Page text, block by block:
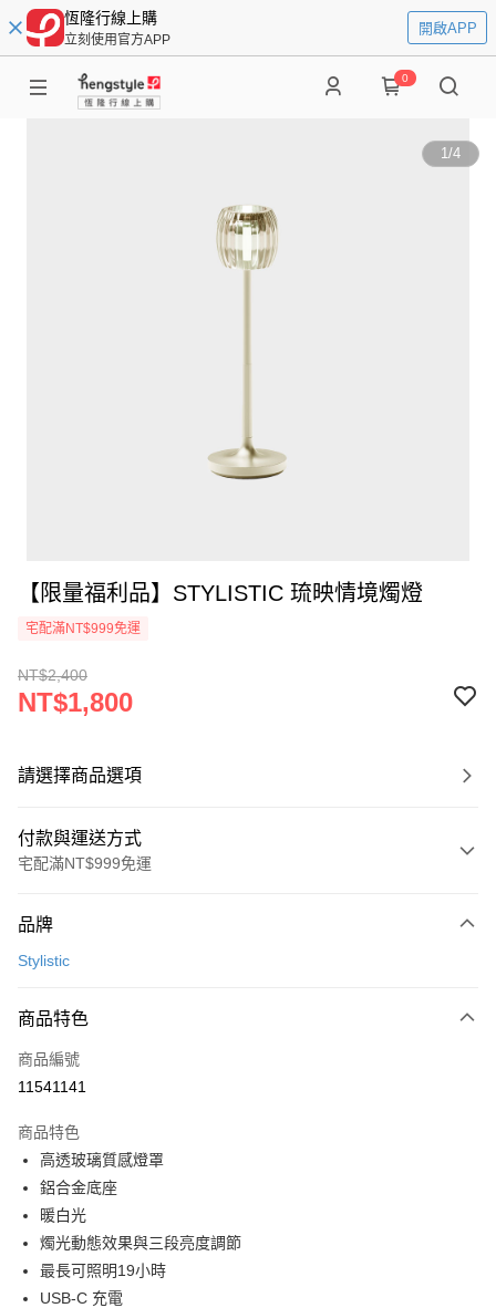
恆隆行線上購
立刻使用官方APP
開啟APP
0
1/4
【限量福利品】STYLISTIC 琉映情境燭燈
宅配滿NT$999免運
NT$2,400
NT$1,800
請選擇商品選項
付款與運送方式
宅配滿NT$999免運
信用卡一次付款
3 期 0 利率 每期
合作金庫商業銀行
上海商業儲蓄銀行
臺灣中小企業銀行
匯豐（台灣）商業銀行
聯邦商業銀行
元大商業銀行
玉山商業銀行
台灣樂天信用卡公司
合作金庫商業銀行
上海商業儲蓄銀行
國泰世華商業銀行
匯豐（台灣）商業銀行
聯邦商業銀行
元大商業銀行
玉山商業銀行
台新國際商業銀行
即享券
LINE Pay
Apple Pay
街口支付
Google Pay
ATM付款
品牌
Stylistic
商品特色
商品編號
11541141
商品特色
高透玻璃質感燈罩
鋁合金底座
暖白光
燭光動態效果與三段亮度調節
最長可照明19小時
USB-C 充電